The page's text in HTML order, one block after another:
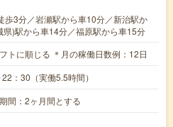
歩3分／岩瀬駅から車10分／新治駅か
県)駅から車14分／福原駅から車15分
トに順じる ＊月の稼働日数例：12日
：30（実働5.5時間）
間：2ヶ月間とする